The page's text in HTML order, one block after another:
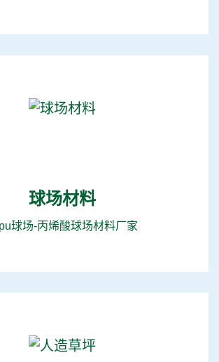
球场材料
球场-丙烯酸球场材料厂家